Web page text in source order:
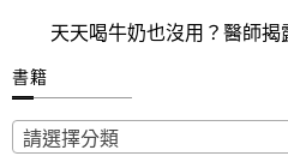
天天喝牛奶也沒用？醫師
書籍
請選擇分類